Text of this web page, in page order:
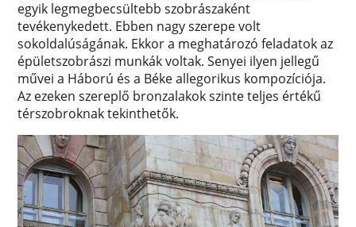
egyik legmegbecsültebb szobrászaként
tevékenykedett. Ebben nagy szerepe volt
sokoldalúságának. Ekkor a meghatározó feladatok az
épületszobrászi munkák voltak. Senyei ilyen jellegű
művei a Háború és a Béke allegorikus kompozíciója.
Az ezeken szereplő bronzalakok szinte teljes értékű
térszobroknak tekinthetők.